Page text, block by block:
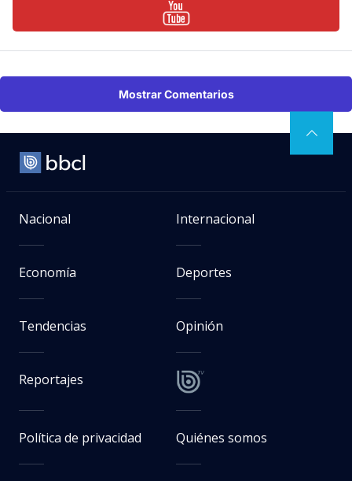
Mostrar Comentarios
Nacional Internacional
Economía Deportes
Tendencias Opinión
Reportajes
Política de privacidad Quiénes somos